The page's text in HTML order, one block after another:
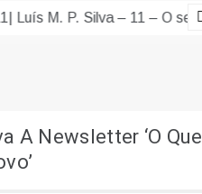
A Newsletter ‘O Que